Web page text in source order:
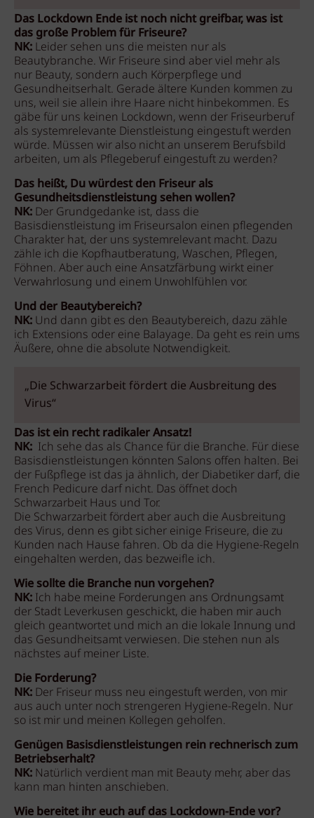
Das Lockdown Ende ist noch nicht greifbar, was ist
das große Problem für Friseure?
NK: Leider sehen uns die meisten nur als
Beautybranche. Wir Friseure sind aber viel mehr als
nur Beauty, sondern auch Körperpflege und
Gesundheitserhalt. Gerade ältere Kunden kommen zu
uns, weil sie allein ihre Haare nicht hinbekommen. Es
gäbe für uns keinen Lockdown, wenn der Friseurberuf
als systemrelevante Dienstleistung eingestuft werden
würde. Müssen wir also nicht an unserem Berufsbild
arbeiten, um als Pflegeberuf eingestuft zu werden?
Das heißt, Du würdest den Friseur als
Gesundheitsdienstleistung sehen wollen?
NK: Der Grundgedanke ist, dass die
Basisdienstleistung im Friseursalon einen pflegenden
Charakter hat, der uns systemrelevant macht. Dazu
zähle ich die Kopfhautberatung, Waschen, Pflegen,
Föhnen. Aber auch eine Ansatzfärbung wirkt einer
Verwahrlosung und einem Unwohlfühlen vor.
Und der Beautybereich?
NK: Und dann gibt es den Beautybereich, dazu zähle
ich Extensions oder eine Balayage. Da geht es rein ums
Äußere, ohne die absolute Notwendigkeit.
„Die Schwarzarbeit fördert die Ausbreitung des
Virus“
Das ist ein recht radikaler Ansatz!
NK: Ich sehe das als Chance für die Branche. Für diese
Basisdienstleistungen könnten Salons offen halten. Bei
der Fußpflege ist das ja ähnlich, der Diabetiker darf, die
French Pedicure darf nicht. Das öffnet doch
Schwarzarbeit Haus und Tor.
Die Schwarzarbeit fördert aber auch die Ausbreitung
des Virus, denn es gibt sicher einige Friseure, die zu
Kunden nach Hause fahren. Ob da die Hygiene-Regeln
eingehalten werden, das bezweifle ich.
Wie sollte die Branche nun vorgehen?
NK: Ich habe meine Forderungen ans Ordnungsamt
der Stadt Leverkusen geschickt, die haben mir auch
gleich geantwortet und mich an die lokale Innung und
das Gesundheitsamt verwiesen. Die stehen nun als
nächstes auf meiner Liste.
Die Forderung?
NK: Der Friseur muss neu eingestuft werden, von mir
aus auch unter noch strengeren Hygiene-Regeln. Nur
so ist mir und meinen Kollegen geholfen.
Genügen Basisdienstleistungen rein rechnerisch zum
Betriebserhalt?
NK: Natürlich verdient man mit Beauty mehr, aber das
kann man hinten anschieben.
Wie bereitet ihr euch auf das Lockdown-Ende vor?